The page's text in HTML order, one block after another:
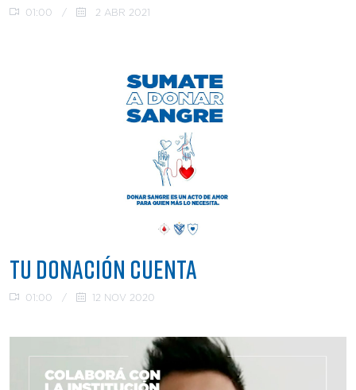
01:00 / 2 ABR 2021
TU DONACIÓN CUENTA
01:00 / 12 NOV 2020